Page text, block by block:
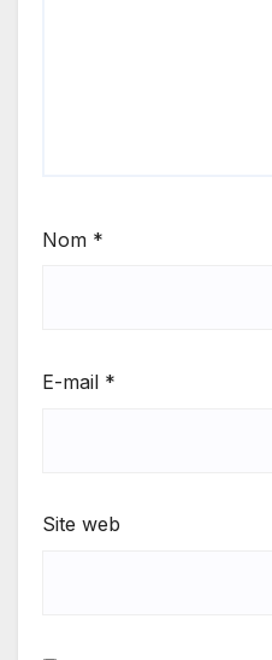
Nom *
E-mail *
Site web